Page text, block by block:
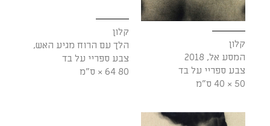
קלון
המסע אל, 2018
צבע ספריי על בד
50 × 40 ס"מ
קלון
הלך עם הרוח מגיע האש,
צבע ספריי על בד
80 64 × ס"מ